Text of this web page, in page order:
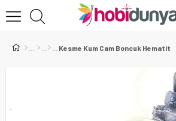
Kesme Kum Cam Boncuk Hematit